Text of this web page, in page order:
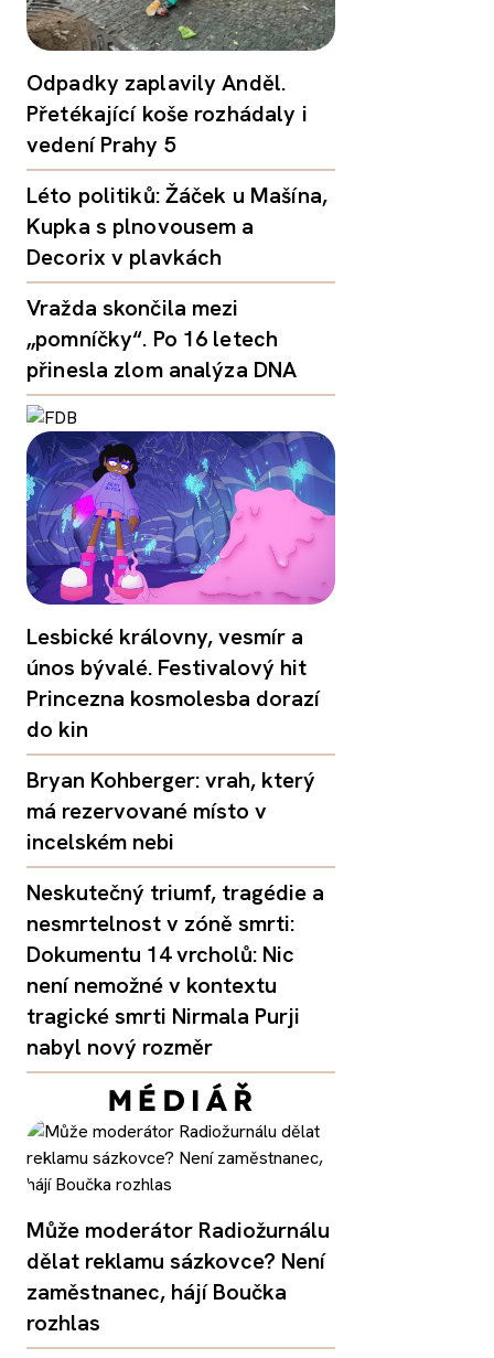
Odpadky zaplavily Anděl.
Přetékající koše rozhádaly i
vedení Prahy 5
Léto politiků: Žáček u Mašína,
Kupka s plnovousem a
Decorix v plavkách
Vražda skončila mezi
„pomníčky“. Po 16 letech
přinesla zlom analýza DNA
Lesbické královny, vesmír a
únos bývalé. Festivalový hit
Princezna kosmolesba dorazí
do kin
Bryan Kohberger: vrah, který
má rezervované místo v
incelském nebi
Neskutečný triumf, tragédie a
nesmrtelnost v zóně smrti:
Dokumentu 14 vrcholů: Nic
není nemožné v kontextu
tragické smrti Nirmala Purji
nabyl nový rozměr
Může moderátor Radiožurnálu
dělat reklamu sázkovce? Není
zaměstnanec, hájí Boučka
rozhlas